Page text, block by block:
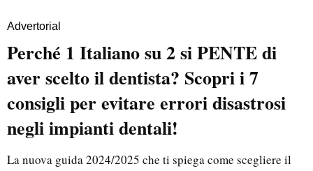
Advertorial
Perché 1 Italiano su 2 si PENTE di
aver scelto il dentista? Scopri i 7
consigli per evitare errori disastrosi
negli impianti dentali!
La nuova guida 2024/2025 che ti spiega come scegliere il